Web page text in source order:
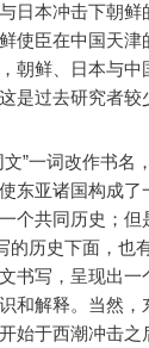
日本冲击下朝鲜
使臣在中国天
朝鲜、日本与
是过去研究者较
”一词改作书名
东亚诸国构成
个共同历史；但
的历史下面，也
书写，呈现出
和解释。当然，
始于西潮冲击之